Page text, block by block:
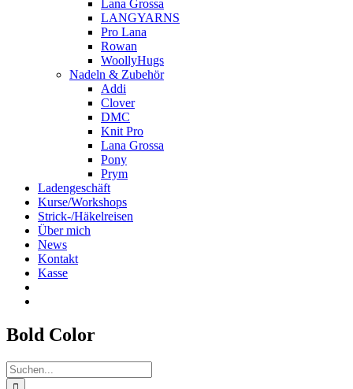
Lana Grossa
LANGYARNS
Pro Lana
Rowan
WoollyHugs
Nadeln & Zubehör
Addi
Clover
DMC
Knit Pro
Lana Grossa
Pony
Prym
Ladengeschäft
Kurse/Workshops
Strick-/Häkelreisen
Über mich
News
Kontakt
Kasse
Bold Color
Suche
nach: